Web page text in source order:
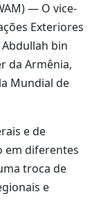
— O vice-
Exteriores
bin
da Armênia,
Mundial de
e de
em diferentes
troca de
e